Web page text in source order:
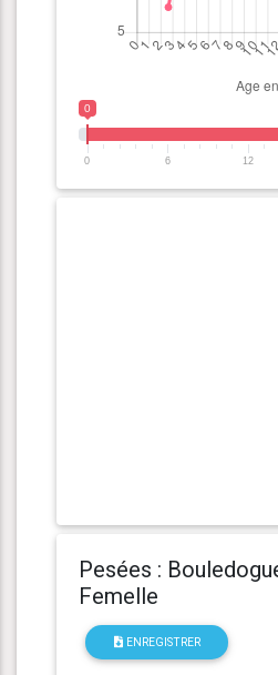
0
0 6 12
Pesées :
Femelle
ENREGISTRER